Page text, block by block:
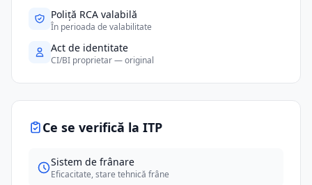
Poliță RCA valabilă
În perioada de valabilitate
Act de identitate
CI/BI proprietar — original
Ce se verifică la ITP
Sistem de frânare
Eficacitate, stare tehnică frâne